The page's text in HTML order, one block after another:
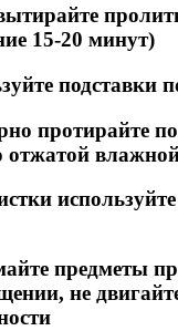
15-20 минут)
подставки
протирайте
отжатой
предметы
не